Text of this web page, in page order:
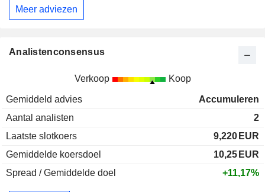
Meer adviezen
Analistenconsensus
Verkoop Koop
Gemiddeld advies
Accumuleren
Aantal analisten
2
Laatste slotkoers
9,220 EUR
Gemiddelde koersdoel
10,25 EUR
Spread / Gemiddelde doel
+11,17%